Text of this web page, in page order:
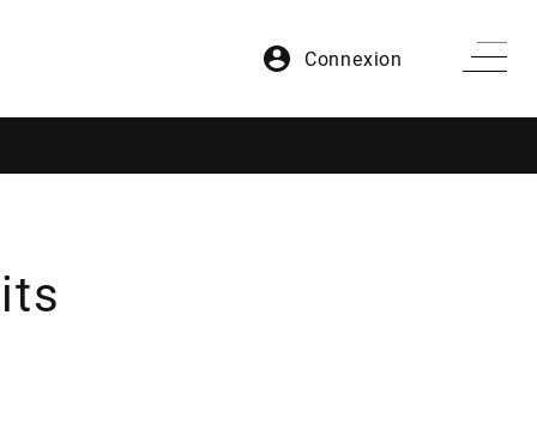
Connexion